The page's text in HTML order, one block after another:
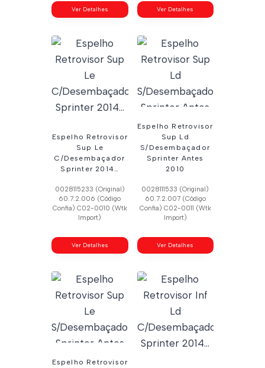
Ver Detalhes Ver Detalhes
Espelho Retrovisor
Sup Le
C/Desembaçador
Sprinter 2014…
0028115233 (Original)
60.7.2.006 (Código
Confia) C02-0010 (Wtk
Import)
Ver Detalhes
Espelho Retrovisor
Sup Ld
S/Desembaçador
Sprinter Antes
2010
0028111533 (Original)
60.7.2.007 (Código
Confia) C02-0011 (Wtk
Import)
Ver Detalhes
Espelho Retrovisor